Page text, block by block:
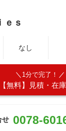
ｓ
なし
1分で完了！
【無料】見積・在
せ 0078-